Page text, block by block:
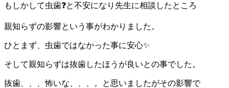
もしかして虫歯❓と不安になり先生に相談したところ
親知らずの影響という事がわかりました。
ひとまず、虫歯ではなかった事に安心✨
そして親知らずは抜歯したほうが良いとの事でした。
抜歯、、、怖いな、、、。と思いましたがその影響で